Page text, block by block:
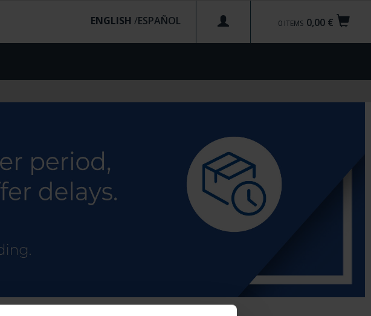
0,00 €
0 ITEMS
ENGLISH /